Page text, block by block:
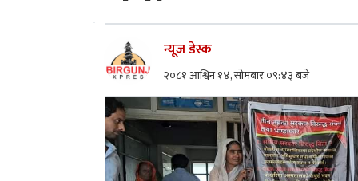
न्यूज डेस्क
२०८१ आश्विन १४, सोमबार ०९:४३ बजे